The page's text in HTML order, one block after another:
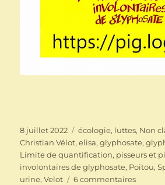
Publié
le
8 juillet 2022 Catégories
écologie, luttes, Non
Christian Vélot,elisa,glyphosate,
Limite de quantification, pisseurs et
involontaires de glyphosate, Poitou,
urine,Velot 6 commentairessur